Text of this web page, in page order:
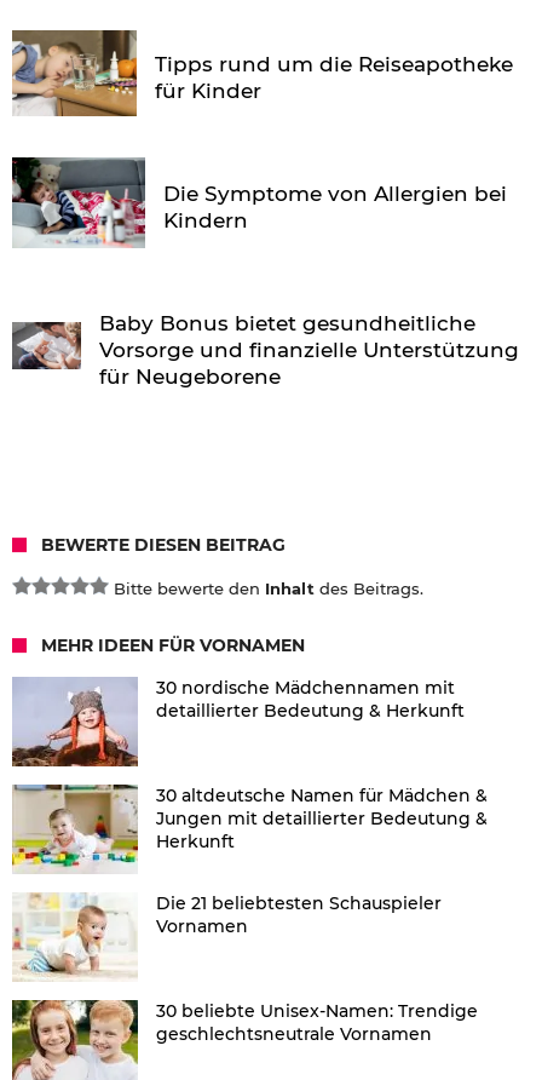
Tipps rund um die Reiseapotheke
für Kinder
Die Symptome von Allergien bei
Kindern
Baby Bonus bietet gesundheitliche
Vorsorge und finanzielle Unterstützung
für Neugeborene
BEWERTE DIESEN BEITRAG
Bitte bewerte den Inhalt des Beitrags.
MEHR IDEEN FÜR VORNAMEN
30 nordische Mädchennamen mit
detaillierter Bedeutung & Herkunft
30 altdeutsche Namen für Mädchen &
Jungen mit detaillierter Bedeutung &
Herkunft
Die 21 beliebtesten Schauspieler
Vornamen
30 beliebte Unisex-Namen: Trendige
geschlechtsneutrale Vornamen